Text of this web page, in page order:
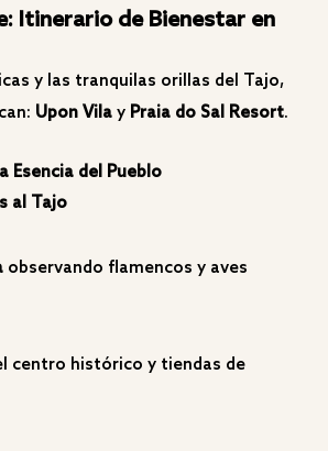
Itinerario de Bienestar en
y las tranquilas orillas del Tajo,
Upon Vila y Praia do Sal Resort.
Esencia del Pueblo
al Tajo
observando flamencos y aves
centro histórico y tiendas de